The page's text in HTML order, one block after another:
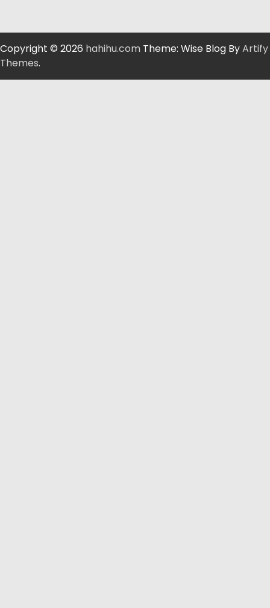
Copyright © 2026 hahihu.com Theme: Wise Blog ByArtify
Themes.